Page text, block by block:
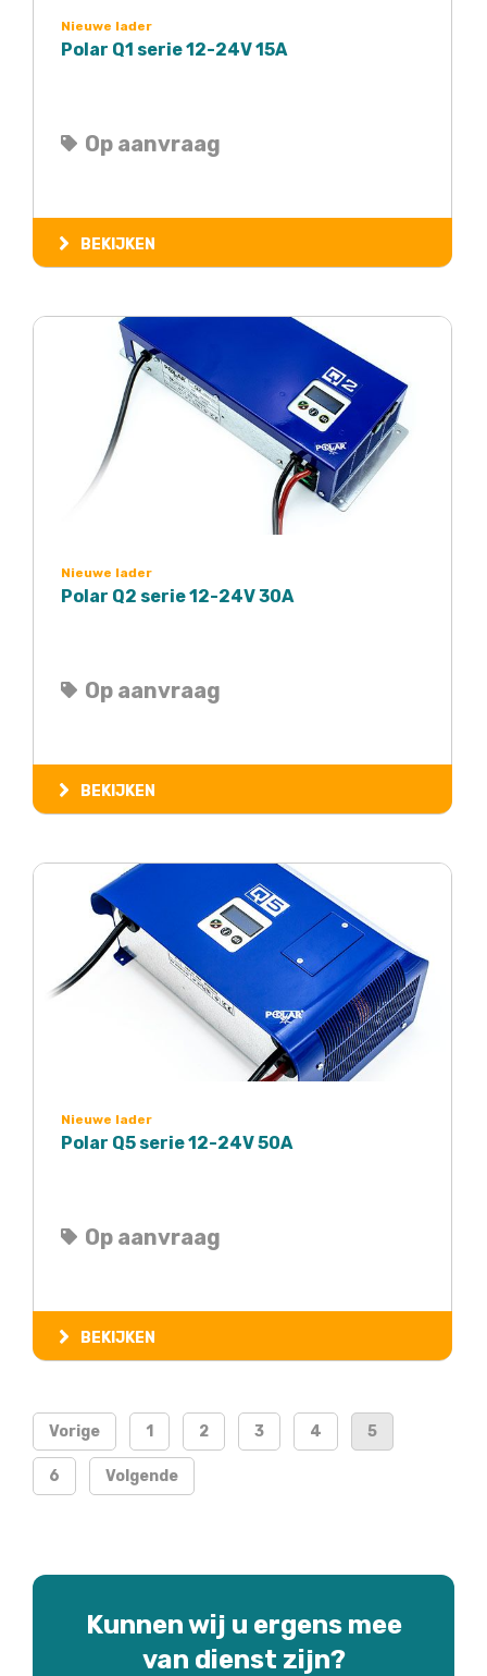
Nieuwe lader
Polar Q1 serie 12-24V 15A
Op aanvraag
BEKIJKEN
Nieuwe lader
Polar Q2 serie 12-24V 30A
Op aanvraag
BEKIJKEN
Nieuwe lader
Polar Q5 serie 12-24V 50A
Op aanvraag
BEKIJKEN
Vorige 1 2 3 4 5
6 Volgende
Kunnen wij u ergens mee
van dienst zijn?